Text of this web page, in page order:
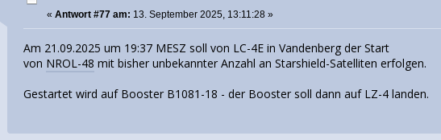
«Antwort #77 am: 13. September 2025, 13:11:28 »
Am 21.09.2025 um 19:37 MESZ soll von LC-4E in Vandenberg der Start
von NROL-48 mit bisher unbekannter Anzahl an Starshield-Satelliten erfolgen.
Gestartet wird auf Booster B1081-18 - der Booster soll dann auf LZ-4 landen.